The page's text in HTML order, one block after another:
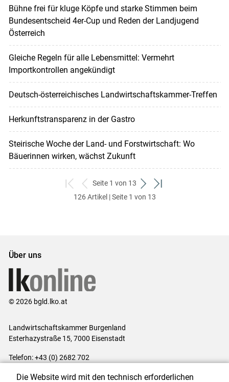
Bühne frei für kluge Köpfe und starke Stimmen beim
Bundesentscheid 4er-Cup und Reden der Landjugend
Österreich
Gleiche Regeln für alle Lebensmittel: Vermehrt
Importkontrollen angekündigt
Deutsch-österreichisches Landwirtschaftskammer-Treffen
Herkunftstransparenz in der Gastro
Steirische Woche der Land- und Forstwirtschaft: Wo
Bäuerinnen wirken, wächst Zukunft
zum
ersten
zurück
zum
Seite 1 von 13
weiter
zum
zum
126 Artikel | Seite 1 von 13
Über uns
© 2026 bgld.lko.at
Landwirtschaftskammer Burgenland
Esterhazystraße 15, 7000 Eisenstadt
Telefon: +43 (0) 2682 702
Die Website wird mit den technisch erforderlichen